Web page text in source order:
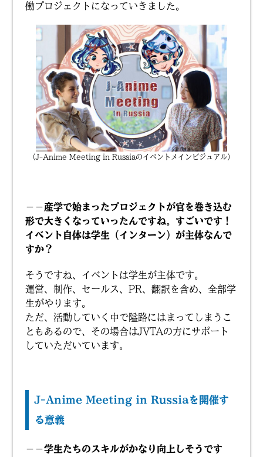
働プロジェクトになっていきました。
（J-Anime Meeting in Russiaのイベントメインビジュアル）
－－産学で始まったプロジェクトが官を巻き込む
形で大きくなっていったんですね。すごいです！
イベント自体は学生（インターン）が主体なんで
すか？
そうですね、イベントは学生が主体です。
運営、制作、セールス、PR、翻訳を含め、全部学
生がやります。
ただ、活動していく中で隘路にはまってしまうこ
ともあるので、その場合はJVTAの方にサポート
していただいています。
J-Anime Meeting in Russiaを 開催す
る意義
－－学生たちのスキルがかなり向上しそうです